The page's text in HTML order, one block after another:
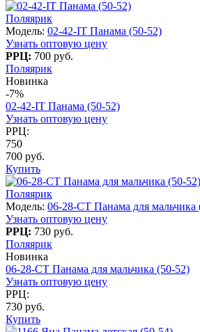
Поляярик
Модель: 02-42-IT Панама (50-52)
Узнать оптовую цену
РРЦ: 700 руб.
Поляярик
Новинка
-7%
02-42-IT Панама (50-52)
Узнать оптовую цену
РРЦ:
750
700 руб.
Купить
Поляярик
Модель: 06-28-CT Панама для мальчика
Узнать оптовую цену
РРЦ: 730 руб.
Поляярик
Новинка
06-28-CT Панама для мальчика (50-52)
Узнать оптовую цену
РРЦ:
730 руб.
Купить